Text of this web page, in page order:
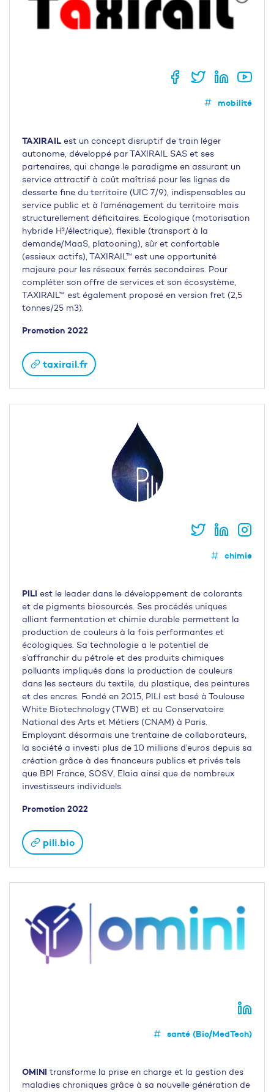
mobilité
TAXIRAIL est un concept disruptif de train léger
autonome, développé par TAXIRAIL SAS et ses
partenaires, qui change le paradigme en assurant un
service attractif à coût maîtrisé pour les lignes de
desserte fine du territoire (UIC 7/9), indispensables au
service public et à l’aménagement du territoire mais
structurellement déficitaires. Ecologique (motorisation
hybride H²/électrique), flexible (transport à la
demande/MaaS, platooning), sûr et confortable
(essieux actifs), TAXIRAIL™ est une opportunité
majeure pour les réseaux ferrés secondaires. Pour
compléter son offre de services et son écosystème,
TAXIRAIL™ est également proposé en version fret (2,5
tonnes/25 m3).
Promotion 2022
taxirail.fr
chimie
PILI est le leader dans le développement de colorants
et de pigments biosourcés. Ses procédés uniques
alliant fermentation et chimie durable permettent la
production de couleurs à la fois performantes et
écologiques. Sa technologie a le potentiel de
s’affranchir du pétrole et des produits chimiques
polluants impliqués dans la production de couleurs
dans les secteurs du textile, du plastique, des peintures
et des encres. Fondé en 2015, PILI est basé à Toulouse
White Biotechnology (TWB) et au Conservatoire
National des Arts et Métiers (CNAM) à Paris.
Employant désormais une trentaine de collaborateurs,
la société a investi plus de 10 millions d’euros depuis sa
création grâce à des financeurs publics et privés tels
que BPI France, SOSV, Elaia ainsi que de nombreux
investisseurs individuels.
Promotion 2022
pili.bio
santé (Bio/MedTech)
OMINI transforme la prise en charge et la gestion des
maladies chroniques grâce à sa nouvelle génération de